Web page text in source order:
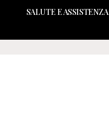
SALUTE E ASSISTENZA